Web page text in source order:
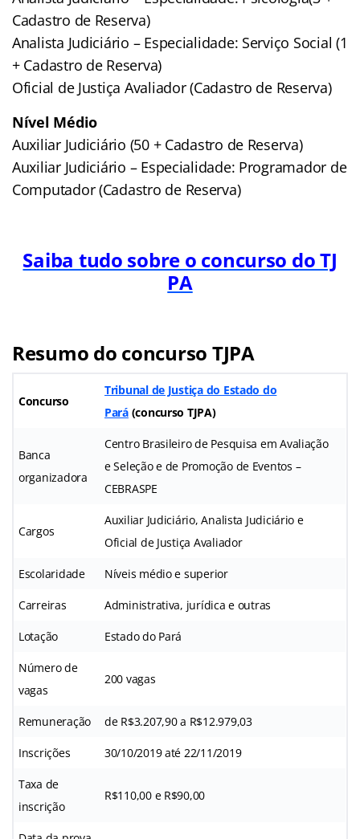
Cadastro de Reserva)
Analista Judiciário – Especialidade: Serviço Social (1
+ Cadastro de Reserva)
Oficial de Justiça Avaliador (Cadastro de Reserva)
Nível Médio
Auxiliar Judiciário (50 + Cadastro de Reserva)
Auxiliar Judiciário – Especialidade: Programador de
Computador (Cadastro de Reserva)
Saiba tudo sobre o concurso do TJ
PA
Resumo do concurso TJPA
Concurso
Tribunal de Justiça do Estado do
Pará (concurso TJPA)
Banca
organizadora
Centro Brasileiro de Pesquisa em Avaliação
e Seleção e de Promoção de Eventos –
CEBRASPE
Cargos
Auxiliar Judiciário, Analista Judiciário e
Oficial de Justiça Avaliador
Escolaridade Níveis médio e superior
Carreiras Administrativa, jurídica e outras
Lotação Estado do Pará
Número de
vagas
200 vagas
Remuneração de R$3.207,90 a R$12.979,03
Inscrições 30/10/2019 até 22/11/2019
Taxa de
inscrição
R$110,00 e R$90,00